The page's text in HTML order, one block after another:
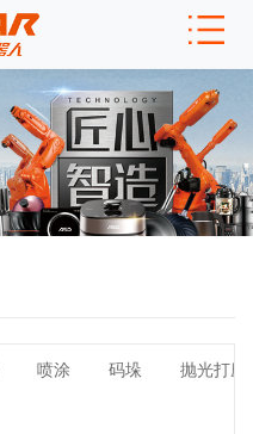
喷涂 码垛 抛光打磨